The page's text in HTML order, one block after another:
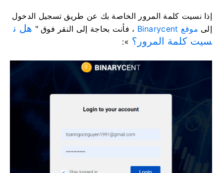
إذا نسيت كلمة المرور الخاصة بك عن طريق تسجيل الدخول
إلى موقع Binarycent ، فأنت بحاجة إلى النقر فوق " هل ن
سيت كلمة المرور؟ »: